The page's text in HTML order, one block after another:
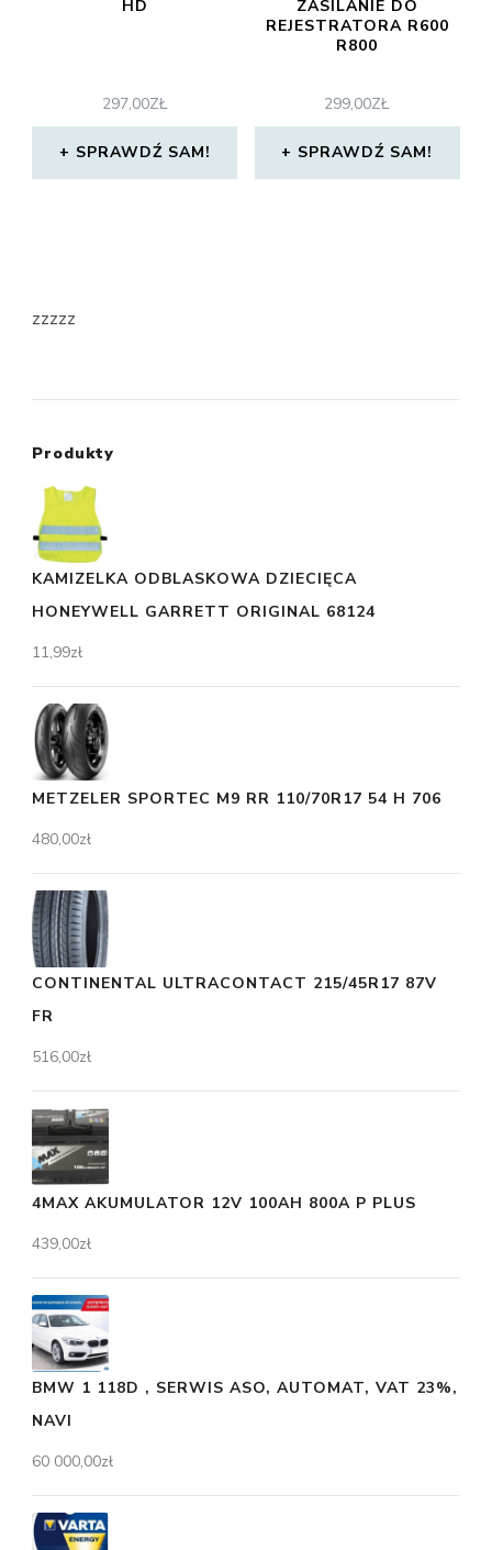
HD
297,00ZŁ
SPRAWDŹ SAM!
ZASILANIE DO
REJESTRATORA R600
R800
299,00ZŁ
SPRAWDŹ SAM!
zzzzz
Produkty
KAMIZELKA ODBLASKOWA DZIECIĘCA
HONEYWELL GARRETT ORIGINAL 68124
11,99zł
METZELER SPORTEC M9 RR 110/70R17 54 H 706
480,00zł
CONTINENTAL ULTRACONTACT 215/45R17 87V
FR
516,00zł
4MAX AKUMULATOR 12V 100AH 800A P PLUS
439,00zł
BMW 1 118D , SERWIS ASO, AUTOMAT, VAT 23%,
NAVI
60 000,00zł